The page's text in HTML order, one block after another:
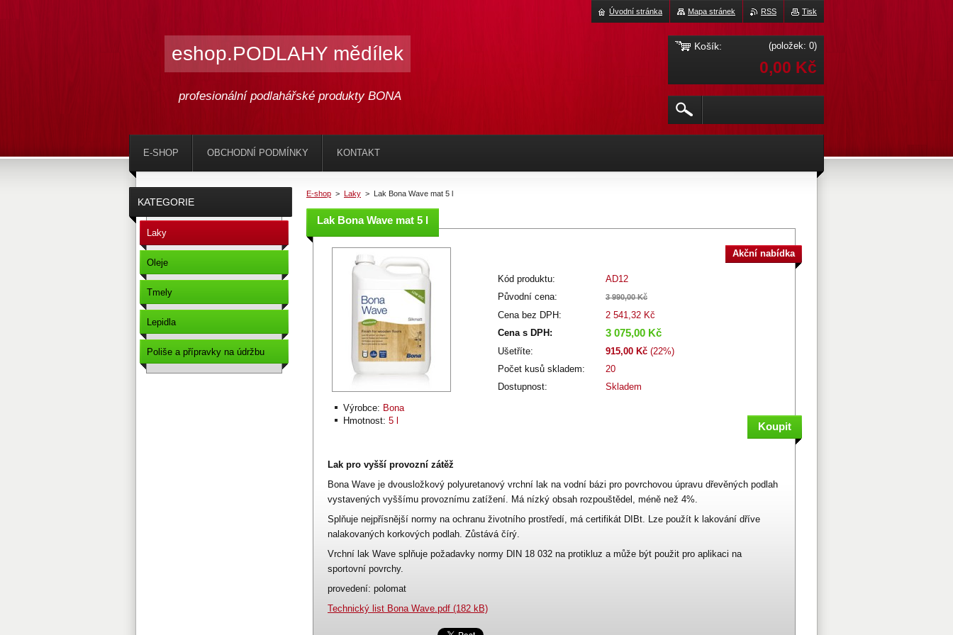
eshop.PODLAHY mědílek
profesionální podlahářské produkty BONA
E-shop > Laky > Lak Bona Wave mat 5 l
Lak Bona Wave mat 5 l
Akční nabídka
Kód produktu:
AD12
Původní cena:
3 990,00 Kč
Cena bez DPH:
2 541,32 Kč
Cena s DPH:
3 075,00 Kč
Ušetříte: 915,00 Kč (22%)
Počet kusů skladem:
20
Dostupnost:
Skladem
Výrobce: Bona
Hmotnost: 5 l
Lak pro vyšší provozní zátěž
Bona Wave je dvousložkový polyuretanový vrchní lak na vodní bázi pro povrchovou úpravu dřevěných podlah
vystavených vyššímu provoznímu zatížení. Má nízký obsah rozpouštědel, méně než 4%.
Splňuje nejpřísnější normy na ochranu životního prostředí, má certifikát DIBt. Lze použít k lakování dříve
nalakovaných korkových podlah. Zůstává čírý.
Vrchní lak Wave splňuje požadavky normy DIN 18 032 na protikluz a může být použit pro aplikaci na
sportovní povrchy.
provedení: polomat
Technický list Bona Wave.pdf (182 kB)
KATEGORIE
Laky
Oleje
Tmely
Lepidla
Poliše a přípravky na údržbu
E-SHOP OBCHODNÍ PODMÍNKY KONTAKT
Tisk
RSS
Mapa stránek
Úvodní stránka
Košík: (položek: 0)
0,00 Kč